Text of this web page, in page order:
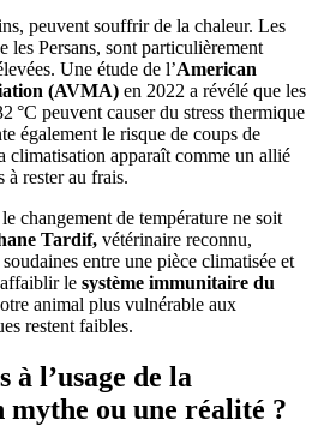
peuvent souffrir de la chaleur. Les
les Persans, sont particulièrement
Une étude de l’American
(AVMA) en 2022 a révélé que les
°C peuvent causer du stress thermique
également le risque de coups de
climatisation apparaît comme un allié
à rester au frais.
changement de température ne soit
Tardif, vétérinaire reconnu,
entre une pièce climatisée et
le système immunitaire du
animal plus vulnérable aux
restent faibles.
à l’usage de la
ou une réalité ?